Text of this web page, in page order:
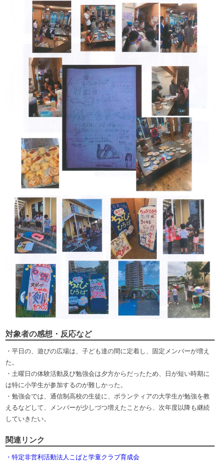
対象者の感想・反応など
・平日の、遊びの広場は、子ども達の間に定着し、固定メンバーが増え
た。
・土曜日の体験活動及び勉強会は夕方からだったため、日が短い時期に
は特に小学生が参加するのが難しかった。
・勉強会では、通信制高校の生徒に、ボランティアの大学生が勉強を教
えるなどして、メンバーが少しづつ増えたことから、次年度以降も継続
していきたい。
関連リンク
・特定非営利活動法人こばと学童クラブ育成会